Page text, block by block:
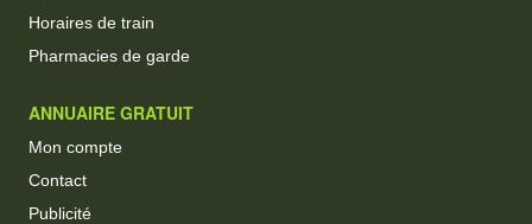
Horaires de train
Pharmacies de garde
ANNUAIRE GRATUIT
Mon compte
Contact
Publicité